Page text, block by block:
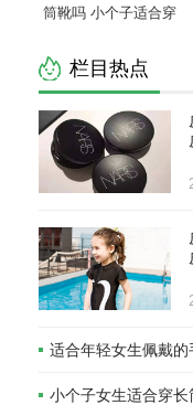
筒靴吗 小个子适合穿
栏目热点
适合年轻女生佩戴
的轻奢手表品牌推荐
小个子女生适合穿